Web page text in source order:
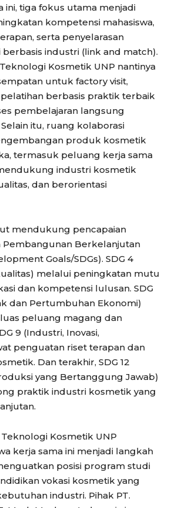
ini, tiga fokus utama menjadi
kompetensi mahasiswa,
serta penyelarasan
industri (link and match).
Kosmetik UNP nantinya
untuk factory visit,
berbasis praktik terbaik
pembelajaran langsung
itu, ruang kolaborasi
produk kosmetik
termasuk peluang kerja sama
industri kosmetik
dan berorientasi
mendukung pencapaian
Pembangunan Berkelanjutan
Goals/SDGs). SDG 4
melalui peningkatan mutu
dan kompetensi lulusan. SDG
dan Pertumbuhan Ekonomi)
peluang magang dan
9 (Industri, Inovasi,
penguatan riset terapan dan
Dan terakhir, SDG 12
yang Bertanggung Jawab)
praktik industri kosmetik yang
Kosmetik UNP
kerja sama ini menjadi langkah
posisi program studi
vokasi kosmetik yang
industri. Pihak PT.